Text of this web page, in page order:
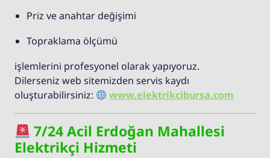
Priz ve anahtar değişimi
Topraklama ölçümü
işlemlerini profesyonel olarak yapıyoruz.
Dilerseniz web sitemizden servis kaydı
oluşturabilirsiniz:
www.elektrikcibursa.com
7/24 Acil Erdoğan Mahallesi
Elektrikçi Hizmeti